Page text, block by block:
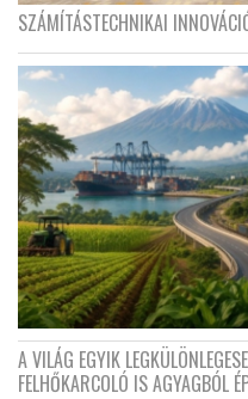
SZÁMÍTÁSTECHNIKAI
A VILÁG EGYIK
FELHŐKARCOLÓ IS AGYAGBÓL